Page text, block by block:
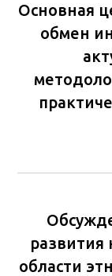
Основная
обмен
развития
области